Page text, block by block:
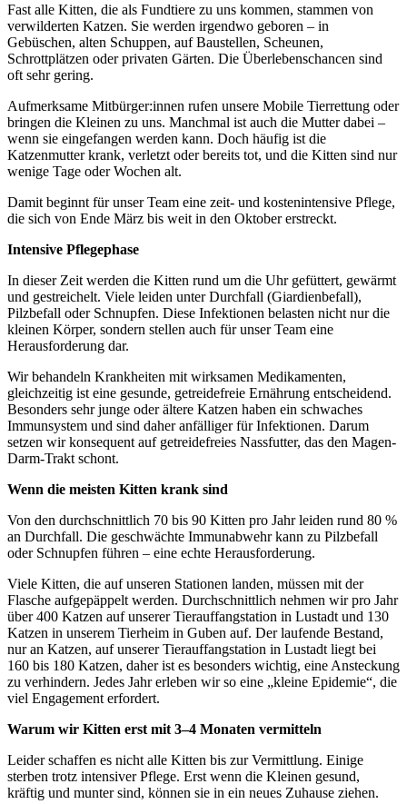
Fast alle Kitten, die als Fundtiere zu uns kommen, stammen von
verwilderten Katzen. Sie werden irgendwo geboren – in
Gebüschen, alten Schuppen, auf Baustellen, Scheunen,
Schrottplätzen oder privaten Gärten. Die Überlebenschancen sind
oft sehr gering.
Aufmerksame Mitbürger:innen rufen unsere Mobile Tierrettung oder
bringen die Kleinen zu uns. Manchmal ist auch die Mutter dabei –
wenn sie eingefangen werden kann. Doch häufig ist die
Katzenmutter krank, verletzt oder bereits tot, und die Kitten sind nur
wenige Tage oder Wochen alt.
Damit beginnt für unser Team eine zeit- und kostenintensive Pflege,
die sich von Ende März bis weit in den Oktober erstreckt.
Intensive Pflegephase
In dieser Zeit werden die Kitten rund um die Uhr gefüttert, gewärmt
und gestreichelt. Viele leiden unter Durchfall (Giardienbefall),
Pilzbefall oder Schnupfen. Diese Infektionen belasten nicht nur die
kleinen Körper, sondern stellen auch für unser Team eine
Herausforderung dar.
Wir behandeln Krankheiten mit wirksamen Medikamenten,
gleichzeitig ist eine gesunde, getreidefreie Ernährung entscheidend.
Besonders sehr junge oder ältere Katzen haben ein schwaches
Immunsystem und sind daher anfälliger für Infektionen. Darum
setzen wir konsequent auf getreidefreies Nassfutter, das den Magen-
Darm-Trakt schont.
Wenn die meisten Kitten krank sind
Von den durchschnittlich 70 bis 90 Kitten pro Jahr leiden rund 80 %
an Durchfall. Die geschwächte Immunabwehr kann zu Pilzbefall
oder Schnupfen führen – eine echte Herausforderung.
Viele Kitten, die auf unseren Stationen landen, müssen mit der
Flasche aufgepäppelt werden. Durchschnittlich nehmen wir pro Jahr
über 400 Katzen auf unserer Tierauffangstation in Lustadt und 130
Katzen in unserem Tierheim in Guben auf. Der laufende Bestand,
nur an Katzen, auf unserer Tierauffangstation in Lustadt liegt bei
160 bis 180 Katzen, daher ist es besonders wichtig, eine Ansteckung
zu verhindern. Jedes Jahr erleben wir so eine „kleine Epidemie“, die
viel Engagement erfordert.
Warum wir Kitten erst mit 3–4 Monaten vermitteln
Leider schaffen es nicht alle Kitten bis zur Vermittlung. Einige
sterben trotz intensiver Pflege. Erst wenn die Kleinen gesund,
kräftig und munter sind, können sie in ein neues Zuhause ziehen.